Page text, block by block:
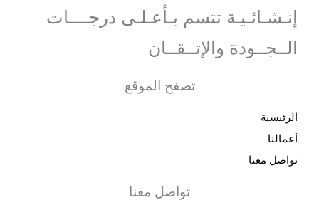
إنـشـائـيـة تتسم بـأعـلـى درجــــات
الــجــودة والإتــقــان
تصفح الموقع
الرئيسية
أعمالنا
تواصل معنا
تواصل معنا